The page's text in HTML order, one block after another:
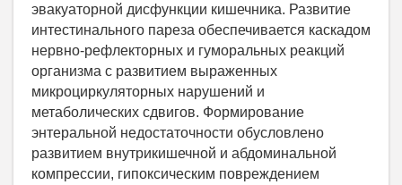
эвакуаторной дисфункции кишечника. Развитие
интестинального пареза обеспечивается каскадом
нервно-рефлекторных и гуморальных реакций
организма с развитием выраженных
микроциркуляторных нарушений и
метаболических сдвигов. Формирование
энтеральной недостаточности обусловлено
развитием внутрикишечной и абдоминальной
компрессии, гипоксическим повреждением